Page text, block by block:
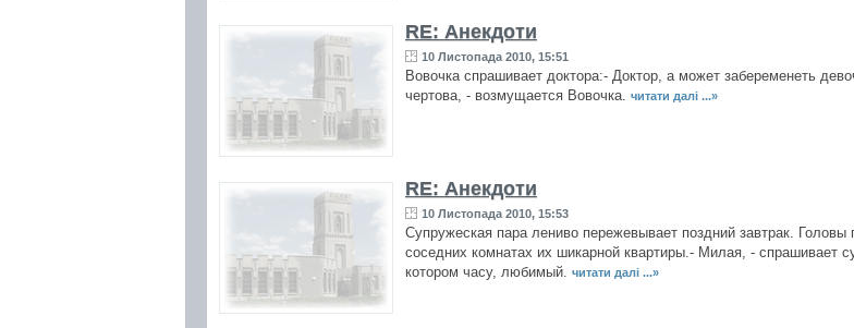
RE: Анекдоти
10 Листопада 2010, 15:51
Вовочка спрашивает доктора:- Доктор, а может забеременеть
чертова, - возмущается Вовочка. читати далі ...»
RE: Анекдоти
10 Листопада 2010, 15:53
Супружеская пара лениво пережевывает поздний завтрак.
соседних комнатах их шикарной квартиры.- Милая, - спрашивает
котором часу, любимый. читати далі ...»